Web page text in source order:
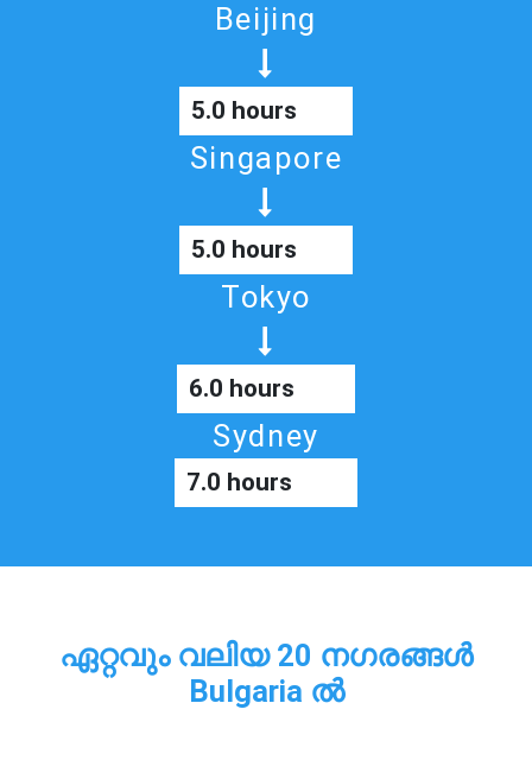
Beijing
5.0 hours
Singapore
5.0 hours
Tokyo
6.0 hours
Sydney
7.0 hours
ഏറ്റവും വലിയ 20 നഗരങ്ങൾ
Bulgaria ൽ